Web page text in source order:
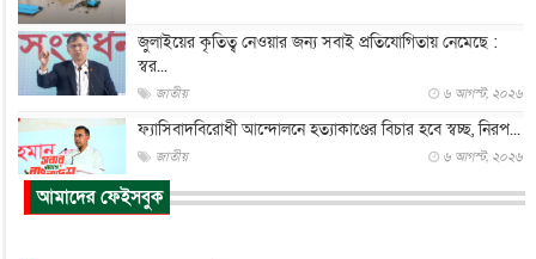
জুলাইয়ের কৃতিত্ব নেওয়ার জন্য সবাই প্রতিযোগিতায় নেমেছে :
স্বর...
জাতীয় ৬ আগস্ট, ২০২৬
ফ্যাসিবাদবিরোধী আন্দোলনে হত্যাকাণ্ডের বিচার হবে স্বচ্ছ, নিরপ...
জাতীয় ৬ আগস্ট, ২০২৬
ভারত সরকারের কাছে ক্ষমা চাইলেন জাকারবার্গ
আমাদের ফেইসবুক